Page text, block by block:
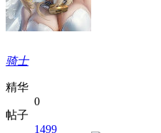
骑士
精华
0
帖子
1499